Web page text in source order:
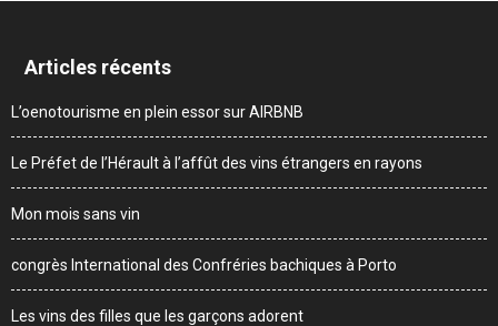
Articles récents
L’oenotourisme en plein essor sur AIRBNB
Le Préfet de l’Hérault à l’affût des vins étrangers en rayons
Mon mois sans vin
congrès International des Confréries bachiques à Porto
Les vins des filles que les garçons adorent